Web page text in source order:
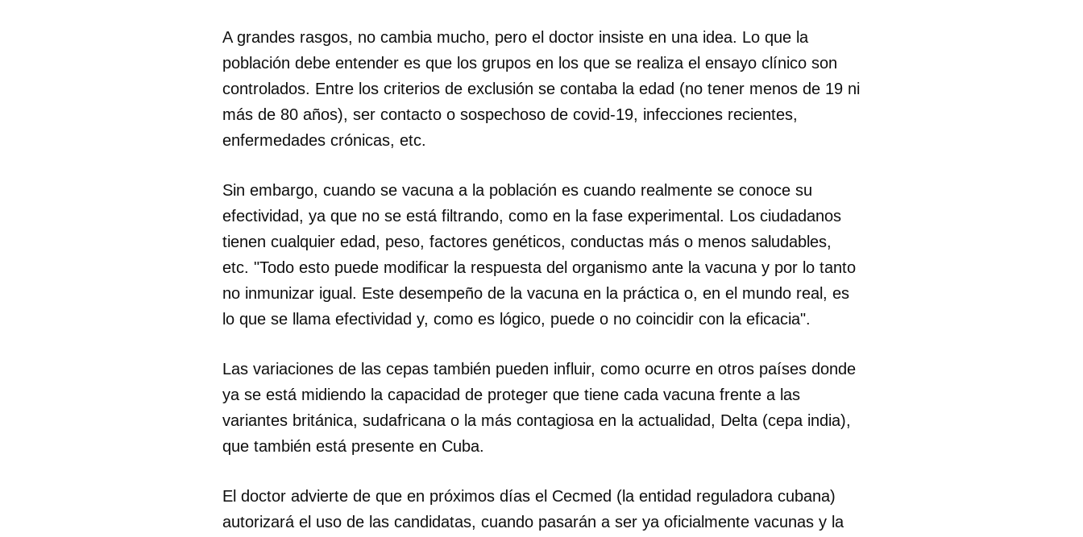
Guardar como favorito
Para poder guardar como favorito, primero has de iniciar sesión con tu
INICIAR SESIÓN CANCELAR
A grandes rasgos, no cambia mucho, pero el doctor insiste en una idea. Lo que la
población debe entender es que los grupos en los que se realiza el ensayo clínico son
controlados. Entre los criterios de exclusión se contaba la edad (no tener menos de 19 ni
más de 80 años), ser contacto o sospechoso de covid-19, infecciones recientes,
enfermedades crónicas, etc.
Sin embargo, cuando se vacuna a la población es cuando realmente se conoce su
efectividad, ya que no se está filtrando, como en la fase experimental. Los ciudadanos
tienen cualquier edad, peso, factores genéticos, conductas más o menos saludables,
etc. "Todo esto puede modificar la respuesta del organismo ante la vacuna y por lo tanto
no inmunizar igual. Este desempeño de la vacuna en la práctica o, en el mundo real, es
lo que se llama efectividad y, como es lógico, puede o no coincidir con la eficacia".
Las variaciones de las cepas también pueden influir, como ocurre en otros países donde
ya se está midiendo la capacidad de proteger que tiene cada vacuna frente a las
variantes británica, sudafricana o la más contagiosa en la actualidad, Delta (cepa india),
que también está presente en Cuba.
El doctor advierte de que en próximos días el Cecmed (la entidad reguladora cubana)
autorizará el uso de las candidatas, cuando pasarán a ser ya oficialmente vacunas y la